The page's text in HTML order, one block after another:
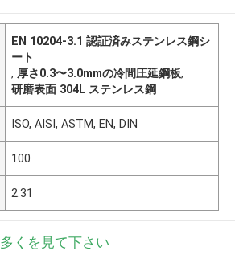
EN 10204-3.1 認証済みステンレス鋼シ
ート
, 厚さ0.3〜3.0mmの冷間圧延鋼板,
研磨表面 304L ステンレス鋼
ISO, AISI, ASTM, EN, DIN
100
2.31
多くを見て下さい